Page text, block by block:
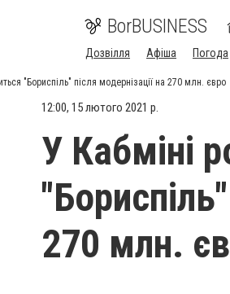
BorBUSINESS
Дозвілля Афіша Погода
"Бориспіль" після модернізації на 270 млн. євро
12:00, 15 лютого 2021 р.
У Кабміні
270 млн.